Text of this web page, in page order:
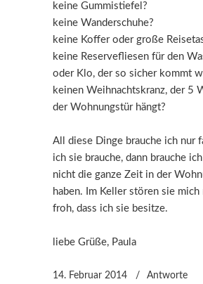
keine Gummistiefel?
keine Wanderschuhe?
keine Koffer oder große
keine Reservefliesen für den
oder Klo, der so sicher kommt
keinen Weihnachtskranz, der 5
der Wohnungstür hängt?
All diese Dinge brauche ich nur
ich sie brauche, dann brauche
nicht die ganze Zeit in der
haben. Im Keller stören sie
froh, dass ich sie besitze.
liebe Grüße, Paula
14. Februar 2014 Antworte